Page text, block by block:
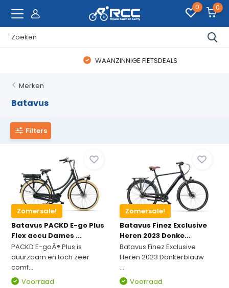
0 0
WAANZINNIGE FIETSDEALS
Merken
Batavus
Filters
Zomersale!
Batavus PACKD E-go Plus
Flex accu Dames ...
PACKD E-goÂ® Plus is
duurzaam en toch zeer
comf...
Voorraad
Zomersale!
Batavus Finez Exclusive
Heren 2023 Donke...
Batavus Finez Exclusive
Heren 2023 Donkerblauw
...
Voorraad